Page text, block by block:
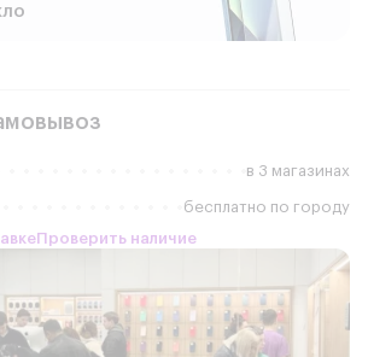
в 3 магазинах
бесплатно по городу
Проверить наличие